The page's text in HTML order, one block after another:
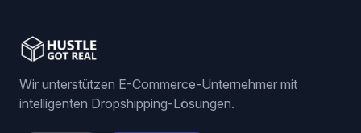
Wir unterstützen E-Commerce-Unternehmer mit
intelligenten Dropshipping-Lösungen.